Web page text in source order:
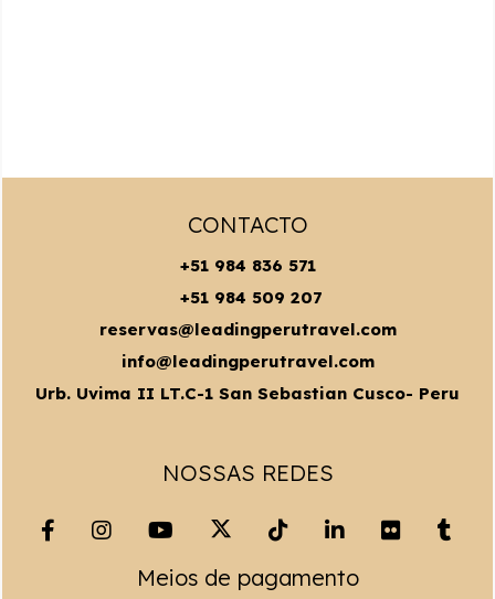
CONTACTO
+51 984 836 571
+51 984 509 207
reservas@leadingperutravel.com
info@leadingperutravel.com
Urb. Uvima II LT.C-1 San Sebastian Cusco- Peru
NOSSAS REDES
Meios de pagamento